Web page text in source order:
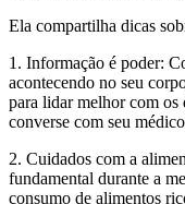
Ela compartilha dicas
1. Informação é poder:
acontecendo no seu
para lidar melhor com os
converse com seu
2. Cuidados com a
fundamental durante a
consumo de alimentos